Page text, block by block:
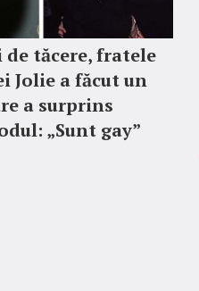
de tăcere, fratele
Jolie a făcut un
a surprins
„Sunt gay”